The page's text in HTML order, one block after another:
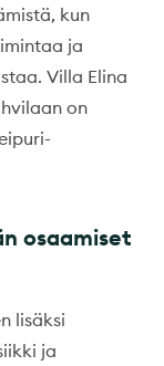
kun
ja
Villa Elina
on
osaamiset
lisäksi
ja